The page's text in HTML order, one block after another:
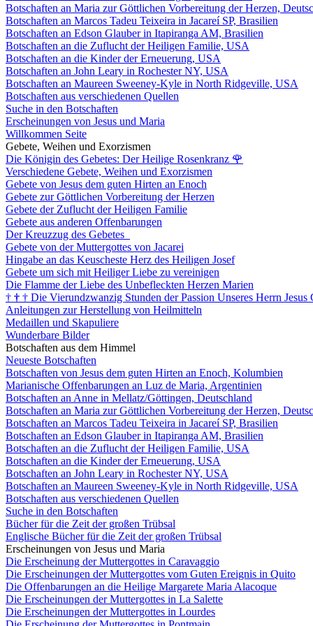
Botschaften an Maria zur Göttlichen Vorbereitung der Herzen,
Botschaften an Marcos Tadeu Teixeira in Jacareí SP, Brasilien
Botschaften an Edson Glauber in Itapiranga AM, Brasilien
Botschaften an die Zuflucht der Heiligen Familie, USA
Botschaften an die Kinder der Erneuerung, USA
Botschaften an John Leary in Rochester NY, USA
Botschaften an Maureen Sweeney-Kyle in North Ridgeville, USA
Botschaften aus verschiedenen Quellen
Suche in den Botschaften
Erscheinungen von Jesus und Maria
Willkommen Seite
Gebete, Weihen und Exorzismen
Die Königin des Gebetes: Der Heilige Rosenkranz 🌹
Verschiedene Gebete, Weihen und Exorzismen
Gebete von Jesus dem guten Hirten an Enoch
Gebete zur Göttlichen Vorbereitung der Herzen
Gebete der Zuflucht der Heiligen Familie
Gebete aus anderen Offenbarungen
Der Kreuzzug des Gebetes
Gebete von der Muttergottes von Jacarei
Hingabe an das Keuscheste Herz des Heiligen Josef
Gebete um sich mit Heiliger Liebe zu vereinigen
Die Flamme der Liebe des Unbefleckten Herzen Marien
† † † Die Vierundzwanzig Stunden der Passion Unseres Herrn Jesus
Anleitungen zur Herstellung von Heilmitteln
Medaillen und Skapuliere
Wunderbare Bilder
Botschaften aus dem Himmel
Neueste Botschaften
Botschaften von Jesus dem guten Hirten an Enoch, Kolumbien
Marianische Offenbarungen an Luz de Maria, Argentinien
Botschaften an Anne in Mellatz/Göttingen, Deutschland
Botschaften an Maria zur Göttlichen Vorbereitung der Herzen,
Botschaften an Marcos Tadeu Teixeira in Jacareí SP, Brasilien
Botschaften an Edson Glauber in Itapiranga AM, Brasilien
Botschaften an die Zuflucht der Heiligen Familie, USA
Botschaften an die Kinder der Erneuerung, USA
Botschaften an John Leary in Rochester NY, USA
Botschaften an Maureen Sweeney-Kyle in North Ridgeville, USA
Botschaften aus verschiedenen Quellen
Suche in den Botschaften
Bücher für die Zeit der großen Trübsal
Englische Bücher für die Zeit der großen Trübsal
Erscheinungen von Jesus und Maria
Die Erscheinung der Muttergottes in Caravaggio
Die Erscheinungen der Muttergottes vom Guten Ereignis in Quito
Die Offenbarungen an die Heilige Margarete Maria Alacoque
Die Erscheinungen der Muttergottes in La Salette
Die Erscheinungen der Muttergottes in Lourdes